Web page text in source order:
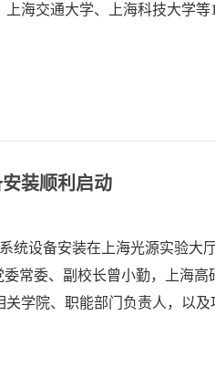
海交通大学、上海科技大学等
装顺利启动
统设备安装在上海光源实验大
常委、副校长曾小勤，上海
学院、职能部门负责人，以